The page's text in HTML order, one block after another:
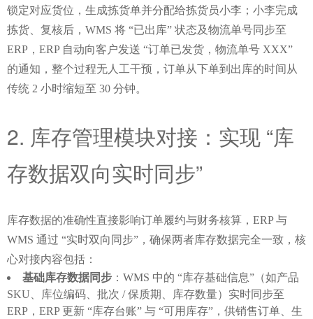
锁定对应货位，生成拣货单并分配给拣货员小李；小李完成
拣货、复核后，WMS 将 “已出库” 状态及物流单号同步至
ERP，ERP 自动向客户发送 “订单已发货，物流单号 XXX”
的通知，整个过程无人工干预，订单从下单到出库的时间从
传统 2 小时缩短至 30 分钟。
2. 库存管理模块对接：实现 “库
存数据双向实时同步”
库存数据的准确性直接影响订单履约与财务核算，ERP 与
WMS 通过 “实时双向同步”，确保两者库存数据完全一致，核
心对接内容包括：
基础库存数据同步 ：WMS 中的 “库存基础信息”（如产品
SKU、库位编码、批次 / 保质期、库存数量）实时同步至
ERP，ERP 更新 “库存台账” 与 “可用库存”，供销售订单、生